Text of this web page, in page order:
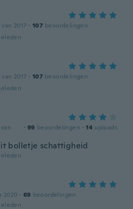
2017 · 107 beoordelingen
2017 · 107 beoordelingen
· 99 beoordelingen · 14 uploads
bolletje schattigheid
2020 · 69 beoordelingen